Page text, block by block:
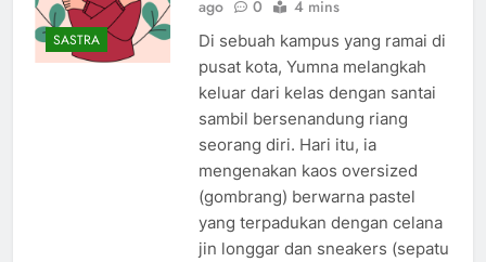
SASTRA
ago
0 4 mins
Di sebuah kampus yang ramai di
pusat kota, Yumna melangkah
keluar dari kelas dengan santai
sambil bersenandung riang
seorang diri. Hari itu, ia
mengenakan kaos oversized
(gombrang) berwarna pastel
yang terpadukan dengan celana
jin longgar dan sneakers (sepatu